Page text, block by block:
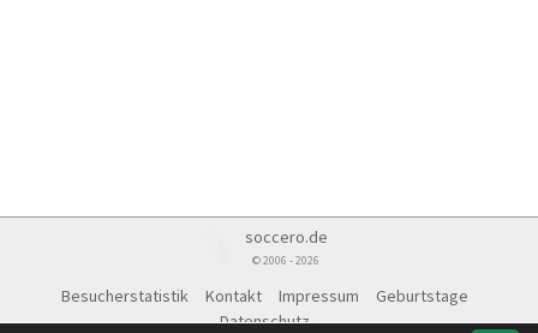
soccero.de
© 2006 - 2026
Besucherstatistik Kontakt Impressum
Geburtstage
Datenschutz